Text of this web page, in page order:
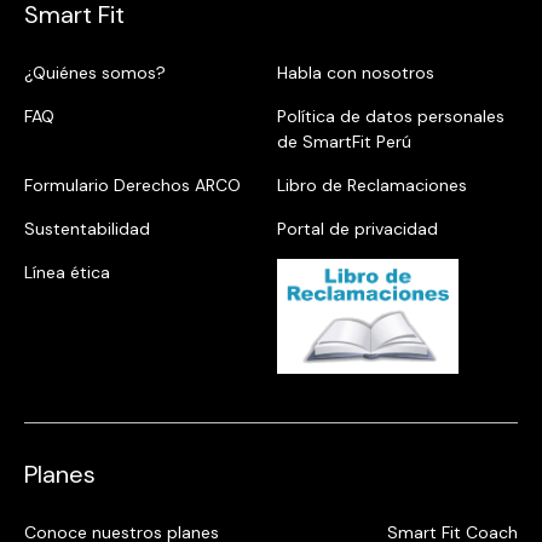
Smart Fit
¿Quiénes somos?
Habla con nosotros
FAQ
Política de datos personales
de SmartFit Perú
Formulario Derechos ARCO
Libro de Reclamaciones
Sustentabilidad
Portal de privacidad
Línea ética
Planes
Conoce nuestros planes Smart Fit Coach